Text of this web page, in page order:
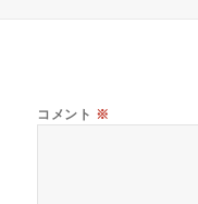
コメント ※